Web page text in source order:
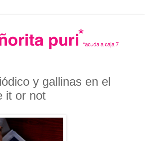
y gallinas en el
it or not